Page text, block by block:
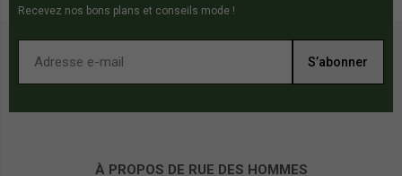
Recevez nos bons plans et conseils mode !
S’abonner
À PROPOS DE RUE DES HOMMES